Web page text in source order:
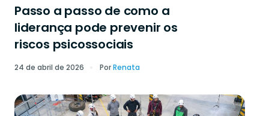
Passo a passo de como a
liderança pode prevenir os
riscos psicossociais
24 de abril de 2026 PorRenata